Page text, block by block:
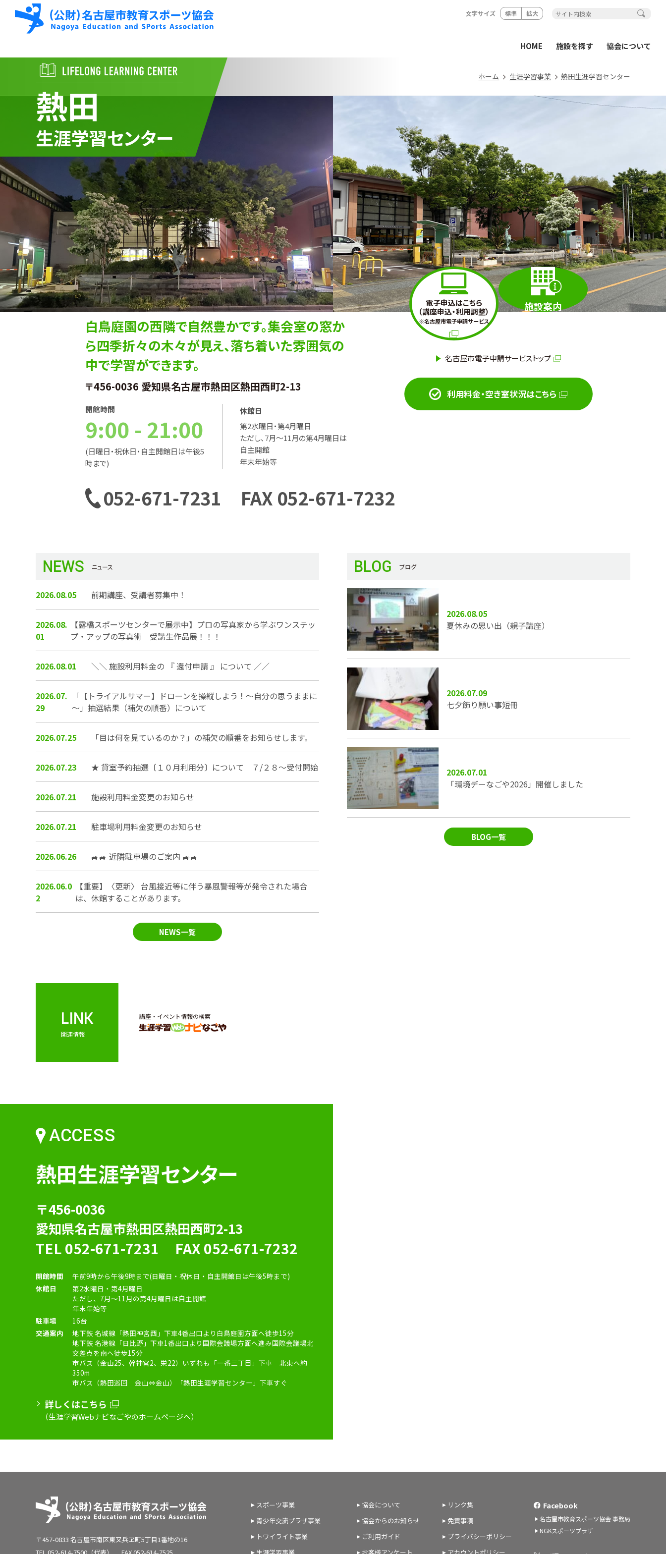
HOME 施設を探す 協会について
文字サイズ 標準 拡大
熱田
生涯学習センター
ホーム 生涯学習事業 熱田生涯学習センター
白鳥庭園の西隣で自然豊かです。集会室の窓か
ら四季折々の木々が見え、落ち着いた雰囲気の
中で学習ができます。
〒456-0036 愛知県名古屋市熱田区熱田西町2-13
開館時間
9:00 - 21:00
(日曜日・祝休日・自主開館日は午後5
時まで)
休館日
第2水曜日・第4月曜日
ただし、7月〜11月の第4月曜日は
自主開館
年末年始等
電
号
052-671-7231 FAX 052-671-7232
電子申込はこちら
（講座申込・利用調整）
※名古屋市電子申請サービス
施設案内
名古屋市電子申請サービストップ
利用料金・空き室状況はこちら
NEWS ニュース
2026.08.05 前期講座、受講者募集中！
2026.08.
01
【露橋スポーツセンターで展示中】プロの写真家から学ぶワンステッ
プ・アップの写真術 受講生作品展！！！
2026.08.01 ＼＼ 施設利用料金の 『 還付申請 』 について ／／
2026.07.
29
「【トライアルサマー】ドローンを操縦しよう！～自分の思うままに
～」抽選結果（補欠の順番）について
2026.07.25 「目は何を見ているのか？」の補欠の順番をお知らせします。
2026.07.23 ★ 貸室予約抽選〔１０月利用分〕について ７/２８～受付開始
2026.07.21 施設利用料金変更のお知らせ
2026.07.21 駐車場利用料金変更のお知らせ
2026.06.26 🚙🚙 近隣駐車場のご案内 🚙🚙
2026.06.0
2
【重要】〈更新〉 台風接近等に伴う暴風警報等が発令された場合
は、休館することがあります。
NEWS一覧
BLOG ブログ
2026.08.05
夏休みの思い出（親子講座）
2026.07.09
七夕飾り願い事短冊
2026.07.01
「環境デーなごや2026」開催しました
BLOG一覧
LINK
関連情報
講座・イベント情報の検索
ACCESS
熱田生涯学習センター
〒456-0036
愛知県名古屋市熱田区熱田西町2-13
TEL 052-671-7231 FAX 052-671-7232
開館時間
午前9時から午後9時まで(日曜日・祝休日・自主開館日は午後5時まで)
休館日
第2水曜日・第4月曜日
ただし、7月〜11月の第4月曜日は自主開館
年末年始等
駐車場
16台
交通案内
地下鉄 名城線「熱田神宮西」下車4番出口より白鳥庭園方面へ徒歩15分
地下鉄 名港線「日比野」下車1番出口より国際会議場方面へ進み国際会議場北
交差点を南へ徒歩15分
市バス（金山25、幹神宮2、栄22）いずれも「一番三丁目」下車 北東へ約
350m
市バス（熱田巡回 金山⇔金山）「熱田生涯学習センター」下車すぐ
詳しくはこちら
（生涯学習Webナビなごやのホームページへ）
スポーツ事業
青少年交流プラザ事業
トワイライト事業
協会について
協会からのお知らせ
ご利用ガイド
リンク集
免責事項
プライバシーポリシー
Facebook
名古屋市教育スポーツ協会 事務局
NGKスポーツプラザ
〒457-0833 名古屋市南区東又兵ヱ町5丁目1番地の16